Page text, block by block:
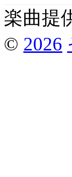
楽曲提
© 2026